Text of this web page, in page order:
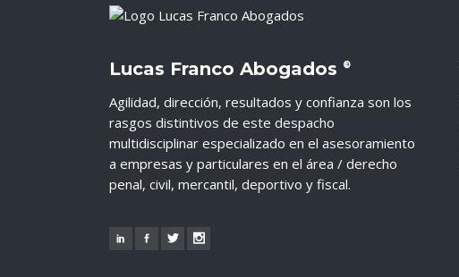
Lucas Franco Abogados ®
Agilidad, dirección, resultados y confianza son los
rasgos distintivos de este despacho
multidisciplinar especializado en el asesoramiento
a empresas y particulares en el área / derecho
penal, civil, mercantil, deportivo y fiscal.